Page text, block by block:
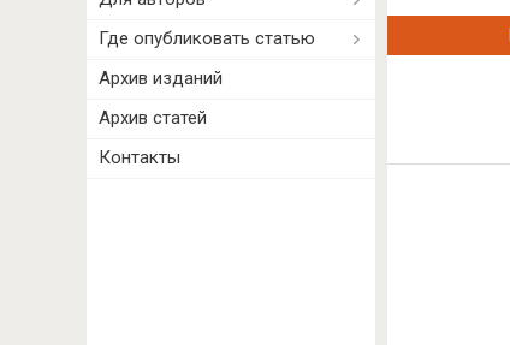
Где опубликовать статью
Архив изданий
Архив статей
Контакты